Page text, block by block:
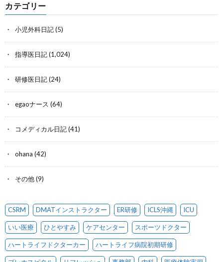
カテゴリー
小児外科日記(5)
指導医日記(1,024)
研修医日記(24)
egaoナース (64)
コメディカル日記(41)
ohana (42)
その他(9)
CSRM DMATインストラクター ER研修 ICLS沖縄 ICU
いい医療 ひとやすみ ケアセンター スポーツドクター
ハートライフドクターカー ハートライフ病院初期研修